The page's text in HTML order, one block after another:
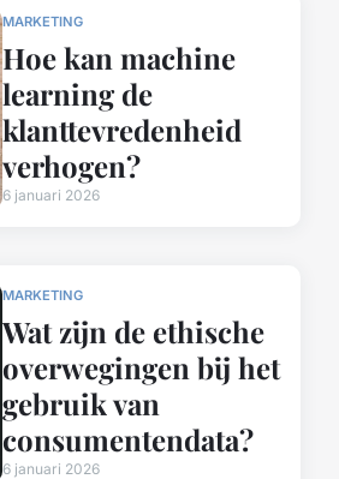
MARKETING
Hoe kan machine
learning de
klanttevredenheid
verhogen?
6 januari 2026
MARKETING
Wat zijn de ethische
overwegingen bij het
gebruik van
consumentendata?
6 januari 2026